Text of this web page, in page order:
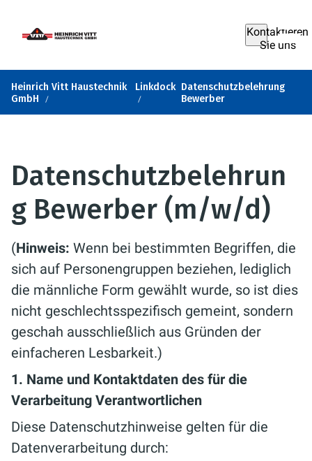
Kontaktieren
Sie uns
Heinrich Vitt Haustechnik
GmbH
Linkdock Datenschutzbelehrung
Bewerber
Datenschutzbelehrun
g Bewerber (m/w/d)
(Hinweis: Wenn bei bestimmten Begriffen, die
sich auf Personengruppen beziehen, lediglich
die männliche Form gewählt wurde, so ist dies
nicht geschlechtsspezifisch gemeint, sondern
geschah ausschließlich aus Gründen der
einfacheren Lesbarkeit.)
1. Name und Kontaktdaten des für die
Verarbeitung Verantwortlichen
Diese Datenschutzhinweise gelten für die
Datenverarbeitung durch: